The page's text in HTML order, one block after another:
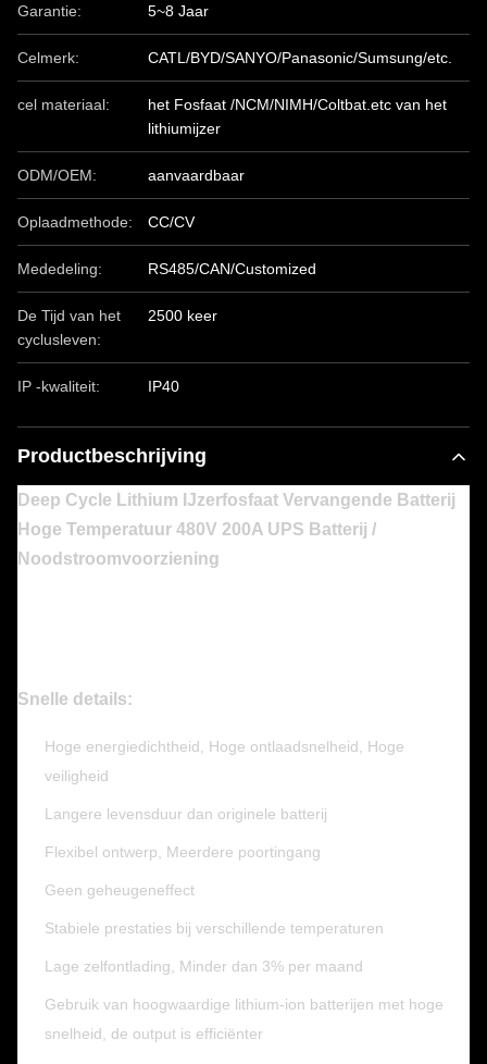
Garantie: 5~8 Jaar
Celmerk: CATL/BYD/SANYO/Panasonic/Sumsung/etc.
cel materiaal:
het Fosfaat /NCM/NIMH/Coltbat.etc van het
lithiumijzer
ODM/OEM: aanvaardbaar
Oplaadmethode: CC/CV
Mededeling: RS485/CAN/Customized
De Tijd van het
cyclusleven:
2500 keer
IP -kwaliteit: IP40
Productbeschrijving
Deep Cycle Lithium IJzerfosfaat Vervangende Batterij
Hoge Temperatuur 480V 200A UPS Batterij /
Noodstroomvoorziening
Snelle details:
Hoge energiedichtheid, Hoge ontlaadsnelheid, Hoge
veiligheid
Langere levensduur dan originele batterij
Flexibel ontwerp, Meerdere poortingang
Geen geheugeneffect
Stabiele prestaties bij verschillende temperaturen
Lage zelfontlading, Minder dan 3% per maand
Gebruik van hoogwaardige lithium-ion batterijen met hoge
snelheid, de output is efficiënter